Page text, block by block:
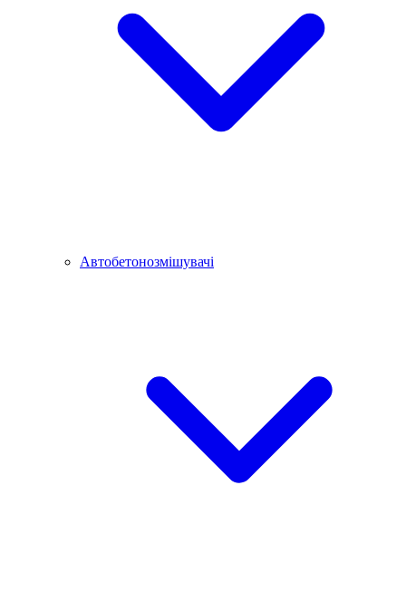
Автобетонозмішувачі